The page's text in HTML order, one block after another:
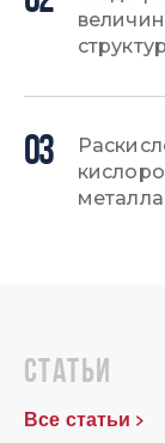
03
металла
статьи
Все статьи